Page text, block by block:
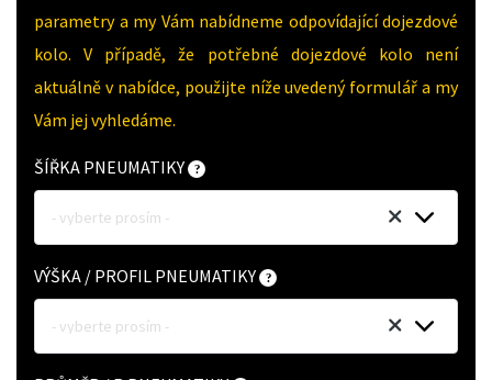
parametry a my Vám nabídneme odpovídající dojezdové
kolo. V případě, že potřebné dojezdové kolo není
aktuálně v nabídce, použijte níže uvedený formulář a my
Vám jej vyhledáme.
ŠÍŘKA PNEUMATIKY
- vyberte prosím -
VÝŠKA / PROFIL PNEUMATIKY
- vyberte prosím -